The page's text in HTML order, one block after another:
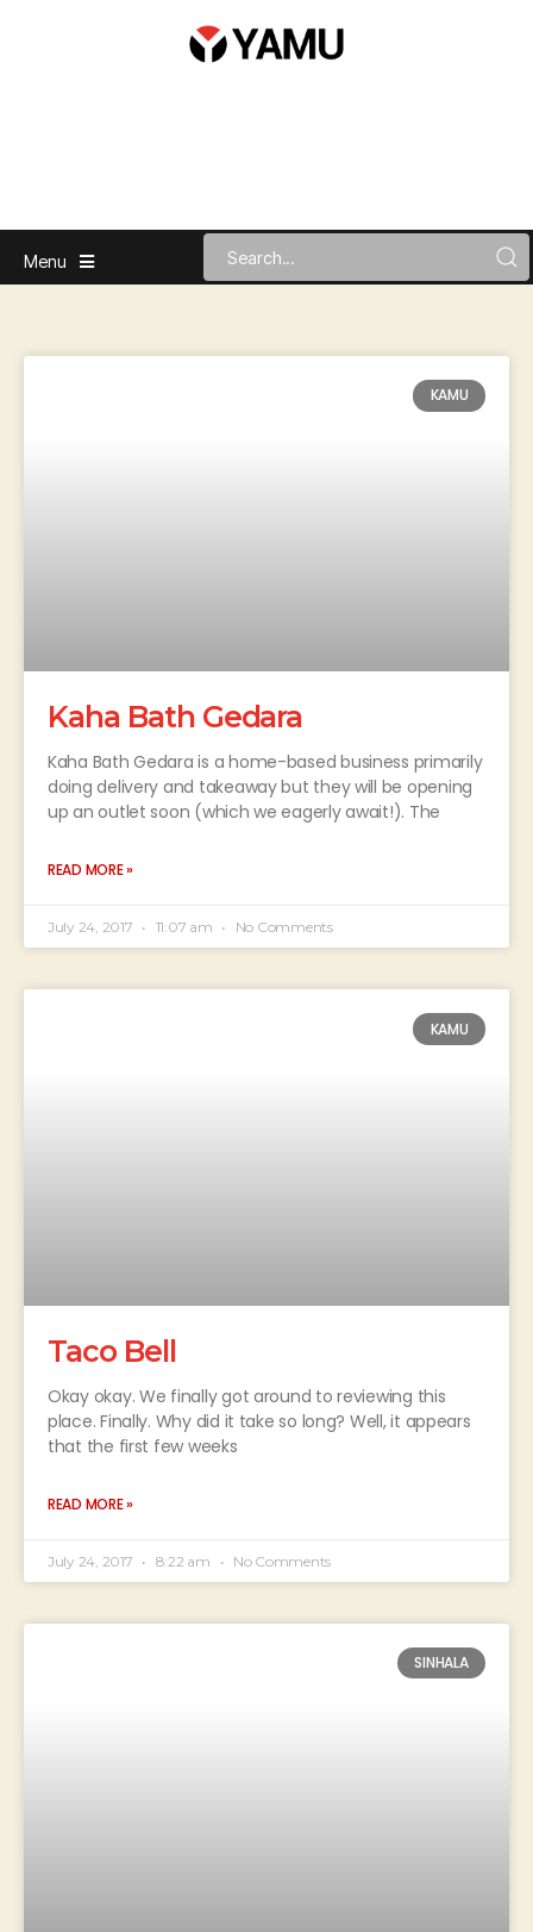
Menu
KAMU
Kaha Bath Gedara
Kaha Bath Gedara is a home-based business primarily
doing delivery and takeaway but they will be opening
up an outlet soon (which we eagerly await!). The
READ MORE »
July 24, 2017 11:07 am No Comments
KAMU
Taco Bell
Okay okay. We finally got around to reviewing this
place. Finally. Why did it take so long? Well, it appears
that the first few weeks
READ MORE »
July 24, 2017 8:22 am No Comments
SINHALA